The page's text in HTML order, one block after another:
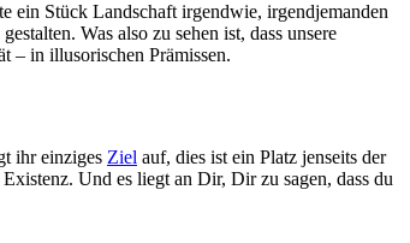
ein Stück Landschaft irgendwie, irgendjemanden
Was also zu sehen ist, dass unsere
– in illusorischen Prämissen.
ihr einziges Ziel auf, dies ist ein Platz jenseits der
Und es liegt an Dir, Dir zu sagen, dass du